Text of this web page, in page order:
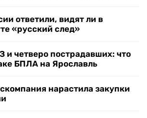
ответили, видят ли в
«русский след»
и четверо пострадавших: что
БПЛА на Ярославль
нарастила закупки